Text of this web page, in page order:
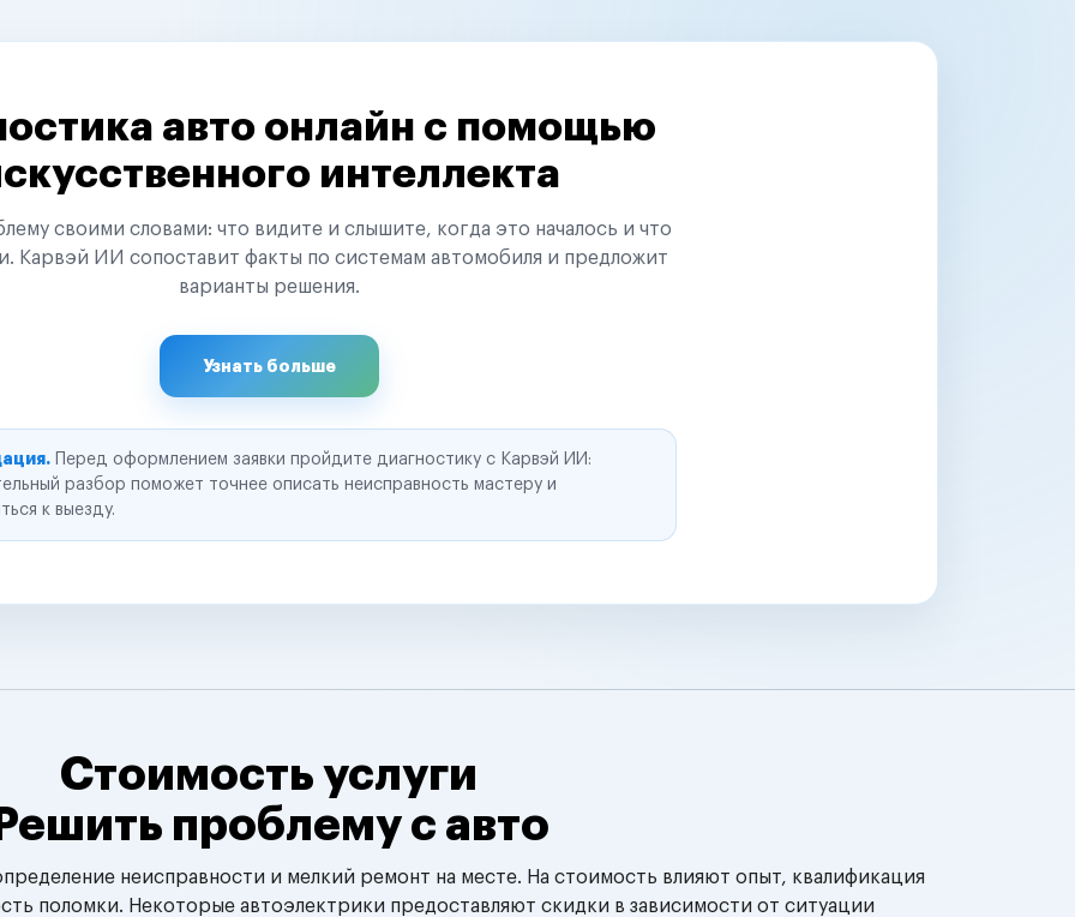
авто онлайн с помощью
интеллекта
своими словами: что видите и слышите, когда это началось и что
Карвэй ИИ сопоставит факты по системам автомобиля и предложит
варианты решения.
Узнать больше
Перед оформлением заявки пройдите диагностику с Карвэй ИИ:
разбор поможет точнее описать неисправность мастеру и
к выезду.
Стоимость услуги
Решить проблему с авто
неисправности и мелкий ремонт на месте. На стоимость влияют опыт, квалификация
поломки. Некоторые автоэлектрики предоставляют скидки в зависимости от ситуации